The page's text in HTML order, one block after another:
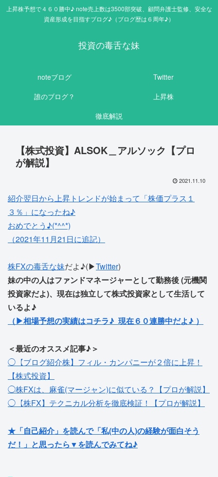
上昇株予想で４６０勝中♪ note売上数は3500部突破、顧問弁護士監修、安全な
資産形成を目指すブログ♪（ブログ歴は６周年♪）
投資の毒舌な妹
noteブログ
Twitter
誰のブログ？
上昇株
徹底解説
【株式投資】ALSOK＿アルソック【プロ
が解説】
2021.11.10
紹介翌日から上昇トレンドが始まって「株価プラス１
３％」になったね♪
おめでとう♪(*^^*)
（2021年11月21日に追記）
株FXの毒舌な妹だよ♪(▶Twitter)
妹の中の人はファンドマネージャーとして勤務後 (元機関
投資家だよ)、現在は独立して株式投資家として生活して
いるよ♪
（▶相場予想の実績はコチラ♪ 現在６０連勝中だよ♪ ）
＜最近のオススメ記事♪＞
◯【ブログ紹介株】フィル・カンパニーが２倍に上昇！
【株式投資】
◯株FXは、麻雀(マージャン)に似ている？【プロが解説】
◯【株FX】テクニカル分析を徹底検証！【プロが解説】
★「自己紹介」を読んで「私(中の人)の経験が面白そう
だ！」と思ったら▼を読んでみてね♪